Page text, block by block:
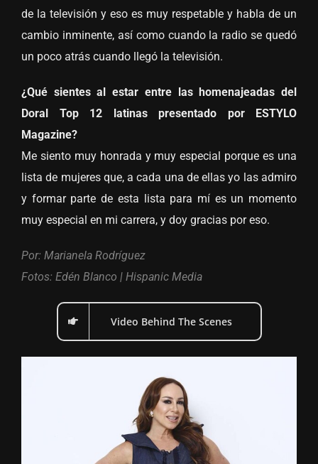
de la televisión y eso es muy respetable y habla de un
cambio inminente, así como cuando la radio se quedó
un poco atrás cuando llegó la televisión.
¿Qué sientes al estar entre las homenajeadas del
Doral Top 12 latinas presentado por ESTYLO
Magazine?
Me siento muy honrada y muy especial porque es una
lista de mujeres que, a cada una de ellas yo las admiro
y formar parte de esta lista para mí es un momento
muy especial en mi carrera, y doy gracias por eso.
Por: Marianela Rodríguez
Fotos: Edén Blanco | Hispanic Media
Video Behind The Scenes